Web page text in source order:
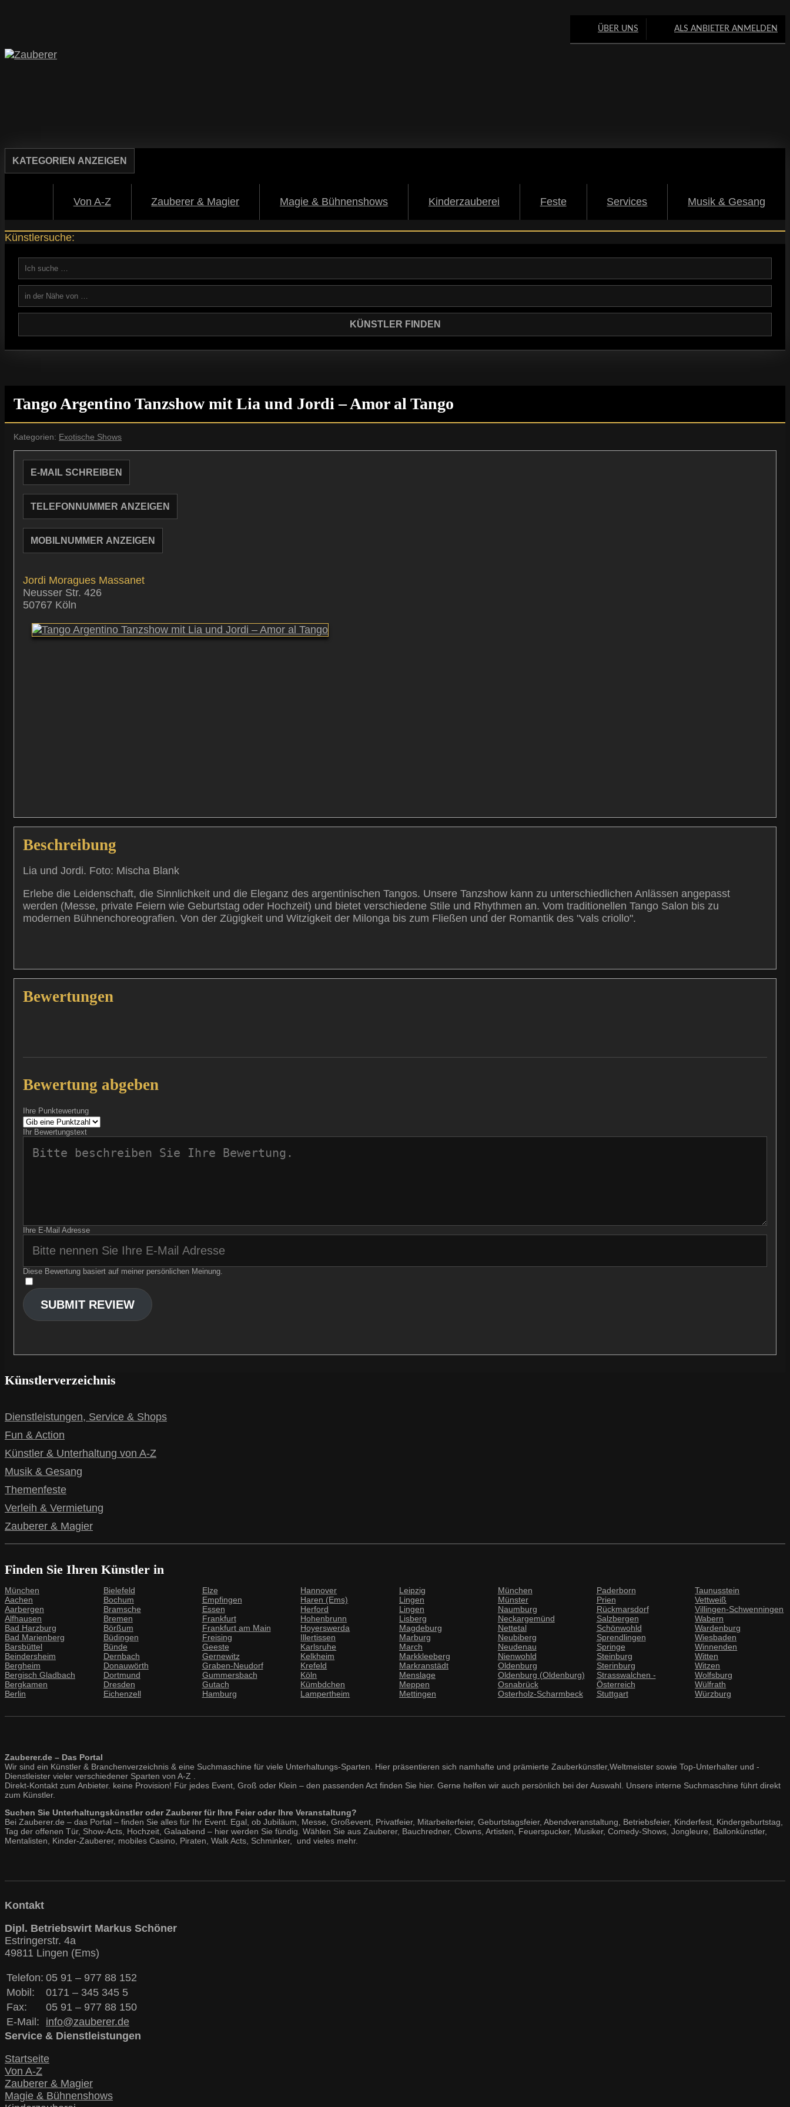
ÜBER UNS ALS ANBIETER ANMELDEN
KATEGORIEN ANZEIGEN
Von A-Z Zauberer & Magier Magie & Bühnenshows Kinderzauberei Feste Services Musik & Gesang
Künstlersuche:
Tango Argentino Tanzshow mit Lia und Jordi – Amor al Tango
Kategorien: Exotische Shows
E-MAIL SCHREIBEN
TELEFONNUMMER ANZEIGEN
MOBILNUMMER ANZEIGEN
Jordi Moragues Massanet
Neusser Str. 426
50767 Köln
Beschreibung
Lia und Jordi. Foto: Mischa Blank
Erlebe die Leidenschaft, die Sinnlichkeit und die Eleganz des argentinischen Tangos. Unsere Tanzshow kann zu unterschiedlichen Anlässen angepasst
werden (Messe, private Feiern wie Geburtstag oder Hochzeit) und bietet verschiedene Stile und Rhythmen an. Vom traditionellen Tango Salon bis zu
modernen Bühnenchoreografien. Von der Zügigkeit und Witzigkeit der Milonga bis zum Fließen und der Romantik des "vals criollo".
Bewertungen
Bewertung abgeben
Ihre Punktewertung
Ihr Bewertungstext
Ihre E-Mail Adresse
Diese Bewertung basiert auf meiner persönlichen Meinung.
SUBMIT REVIEW
Künstlerverzeichnis
Dienstleistungen, Service & Shops
Fun & Action
Künstler & Unterhaltung von A-Z
Musik & Gesang
Themenfeste
Verleih & Vermietung
Zauberer & Magier
Finden Sie Ihren Künstler in
München
Aachen
Aarbergen
Alfhausen
Bad Harzburg
Bad Marienberg
Barsbüttel
Beindersheim
Bergheim
Bergisch Gladbach
Bergkamen
Berlin
Bielefeld
Bochum
Bramsche
Bremen
Börßum
Büdingen
Bünde
Dernbach
Donauwörth
Dortmund
Dresden
Eichenzell
Elze
Empfingen
Essen
Frankfurt
Frankfurt am Main
Freising
Geeste
Gernewitz
Graben-Neudorf
Gummersbach
Gutach
Hamburg
Hannover
Haren (Ems)
Herford
Hohenbrunn
Hoyerswerda
Illertissen
Karlsruhe
Kelkheim
Krefeld
Köln
Kümbdchen
Lampertheim
Leipzig
Lingen
Lingen
Lisberg
Magdeburg
Marburg
March
Markkleeberg
Markranstädt
Menslage
Meppen
Mettingen
München
Münster
Naumburg
Neckargemünd
Nettetal
Neubiberg
Neudenau
Nienwohld
Oldenburg
Oldenburg (Oldenburg)
Osnabrück
Osterholz-Scharmbeck
Paderborn
Prien
Rückmarsdorf
Salzbergen
Schönwohld
Sprendlingen
Springe
Steinburg
Sterinburg
Strasswalchen -
Österreich
Stuttgart
Taunusstein
Vettweiß
Villingen-Schwenningen
Wabern
Wardenburg
Wiesbaden
Winnenden
Witten
Witzen
Wolfsburg
Wülfrath
Würzburg
Zauberer.de – Das Portal
Wir sind ein Künstler & Branchenverzeichnis & eine Suchmaschine für viele Unterhaltungs-Sparten. Hier präsentieren sich namhafte und prämierte Zauberkünstler,Weltmeister sowie Top-Unterhalter und -
Dienstleister vieler verschiedener Sparten von A-Z .
Direkt-Kontakt zum Anbieter. keine Provision! Für jedes Event, Groß oder Klein – den passenden Act finden Sie hier. Gerne helfen wir auch persönlich bei der Auswahl. Unsere interne Suchmaschine führt direkt
zum Künstler.
Suchen Sie Unterhaltungskünstler oder Zauberer für Ihre Feier oder Ihre Veranstaltung?
Bei Zauberer.de – das Portal – finden Sie alles für Ihr Event. Egal, ob Jubiläum, Messe, Großevent, Privatfeier, Mitarbeiterfeier, Geburtstagsfeier, Abendveranstaltung, Betriebsfeier, Kinderfest, Kindergeburtstag,
Tag der offenen Tür, Show-Acts, Hochzeit, Galaabend – hier werden Sie fündig. Wählen Sie aus Zauberer, Bauchredner, Clowns, Artisten, Feuerspucker, Musiker, Comedy-Shows, Jongleure, Ballonkünstler,
Mentalisten, Kinder-Zauberer, mobiles Casino, Piraten, Walk Acts, Schminker, und vieles mehr.
Kontakt
Dipl. Betriebswirt Markus Schöner
Estringerstr. 4a
49811 Lingen (Ems)
Telefon: 05 91 – 977 88 152
Mobil:
0171 – 345 345 5
Fax:
05 91 – 977 88 150
E-Mail:
info@zauberer.de
Service & Dienstleistungen
Startseite
Von A-Z
Zauberer & Magier
Magie & Bühnenshows